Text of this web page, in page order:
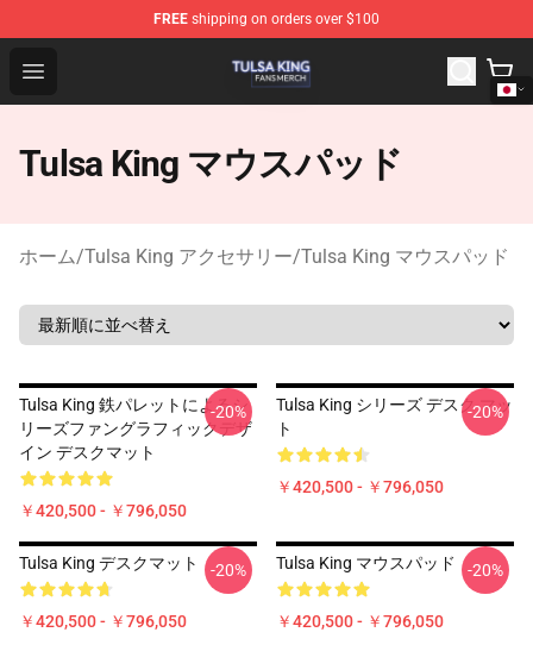
FREE shipping on orders over $100
Open menu
Tulsa King Shop - Official Tulsa King Merchandise Store
Tulsa King マウスパッド
ホーム/Tulsa King アクセサリー/Tulsa King マウスパッド
Tulsa King 鉄パレットによるシ
リーズファングラフィックデザ
イン デスクマット
￥420,500 - ￥796,050
-20%
Tulsa King シリーズ デスク マッ
ト
￥420,500 - ￥796,050
-20%
Tulsa King デスクマット
￥420,500 - ￥796,050
-20% Tulsa King マウスパッド
￥420,500 - ￥796,050
-20%